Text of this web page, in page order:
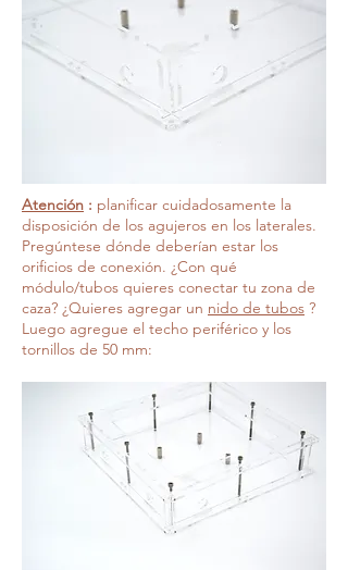
Atención : planificar cuidadosamente la
disposición de los agujeros en los laterales.
Pregúntese dónde deberían estar los
orificios de conexión. ¿Con qué
módulo/tubos quieres conectar tu zona de
caza? ¿Quieres agregar un nido de tubos ?
Luego agregue el techo periférico y los
tornillos de 50 mm: